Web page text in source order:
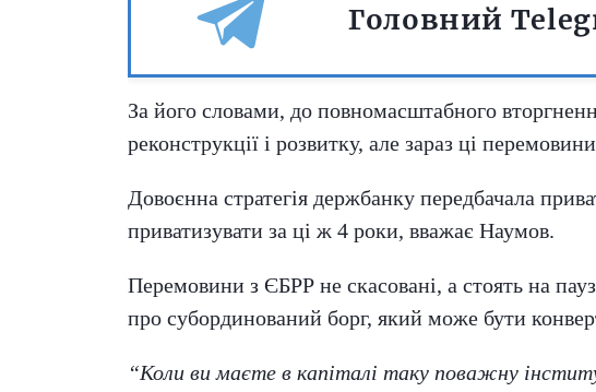
Головний
За його словами, до повномасштабного
реконструкції і розвитку, але зараз ці
Довоєнна стратегія держбанку передбачала
приватизувати за ці ж 4 роки, вважає Наумов.
Перемовини з ЄБРР не скасовані, а стоять на
про субординований борг, який може бути
“Коли ви маєте в капіталі таку поважну